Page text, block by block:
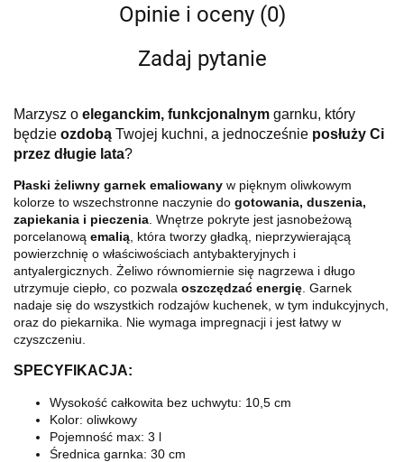
Opinie i oceny (0)
Zadaj pytanie
Marzysz o eleganckim, funkcjonalnym garnku, który
będzie ozdobą Twojej kuchni, a jednocześnie posłuży Ci
przez długie lata?
Płaski żeliwny garnek emaliowany w pięknym oliwkowym
kolorze to wszechstronne naczynie do gotowania, duszenia,
zapiekania i pieczenia . Wnętrze pokryte jest jasnobeżową
porcelanową emalią , która tworzy gładką, nieprzywierającą
powierzchnię o właściwościach antybakteryjnych i
antyalergicznych. Żeliwo równomiernie się nagrzewa i długo
utrzymuje ciepło, co pozwala oszczędzać energię . Garnek
nadaje się do wszystkich rodzajów kuchenek, w tym indukcyjnych,
oraz do piekarnika. Nie wymaga impregnacji i jest łatwy w
czyszczeniu.
SPECYFIKACJA:
Wysokość całkowita bez uchwytu: 10,5 cm
Kolor: oliwkowy
Pojemność max: 3 l
Średnica garnka: 30 cm